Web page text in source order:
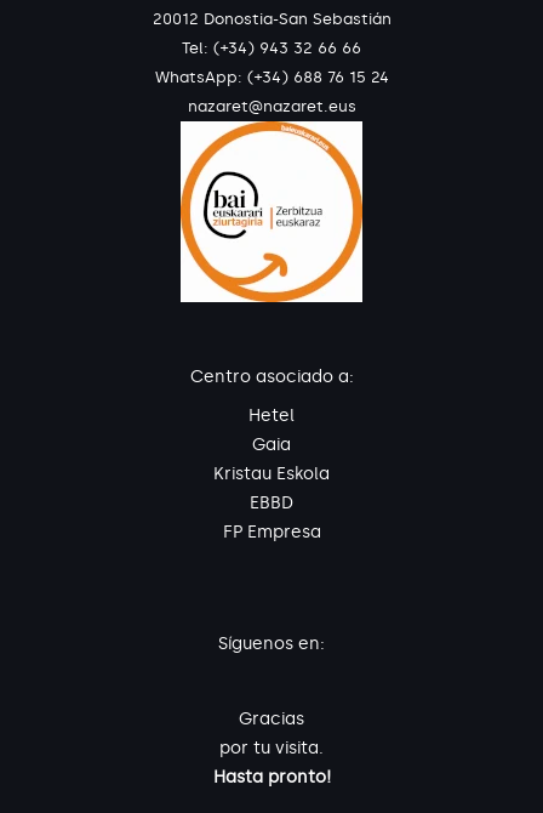
20012 Donostia-San Sebastián
Tel: (+34) 943 32 66 66
WhatsApp: (+34) 688 76 15 24
nazaret@nazaret.eus
Centro asociado a:
Hetel
Gaia
Kristau Eskola
EBBD
FP Empresa
Síguenos en:
Gracias
por tu visita.
Hasta pronto!